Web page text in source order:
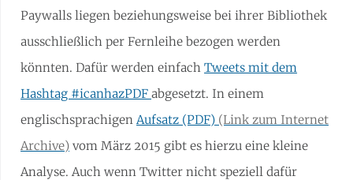
Paywalls liegen beziehungsweise bei ihrer Bibliothek
ausschließlich per Fernleihe bezogen werden
könnten. Dafür werden einfachTweets mit dem
Hashtag #icanhazPDFabgesetzt. In einem
englischsprachigen Aufsatz (PDF)
vom März 2015 gibt es hierzu eine kleine
Analyse. Auch wenn Twitter nicht speziell dafür